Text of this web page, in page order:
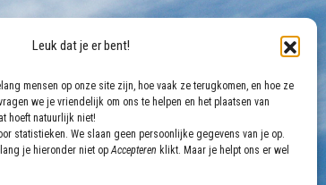
Leuk dat je er bent!
mensen op onze site zijn, hoe vaak ze terugkomen, en hoe ze
we je vriendelijk om ons te helpen en het plaatsen van
hoeft natuurlijk niet!
statistieken. We slaan geen persoonlijke gegevens van je op.
je hieronder niet opAccepteren klikt. Maar je helpt ons er wel